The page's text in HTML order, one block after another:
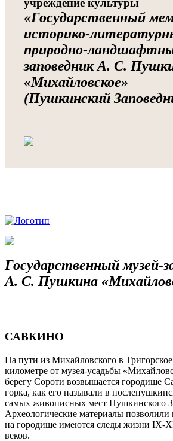
«Государственный
историко-
природно-
заповедник А. С.
«Михайловское»
(Пушкинский
Государственный музей-
А. С. Пушкина
САВКИНО
На пути из Михайловского в
километре от музея-усадьбы
берегу Сороти возвышается городище
горка, как его называли в
самых живописных мест Пушкинского
Археологические материалы
на городище имеются следы жизни IX-
веков.